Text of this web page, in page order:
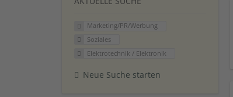
Marketing/PR/Werbung
Soziales
Elektrotechnik / Elektronik
Neue Suche starten